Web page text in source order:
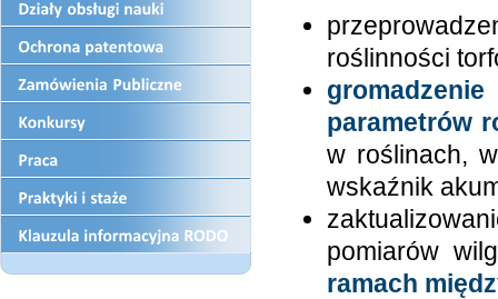
roślinności
parametrów
w roślinach,
wskaźnik
pomiarów
ramach